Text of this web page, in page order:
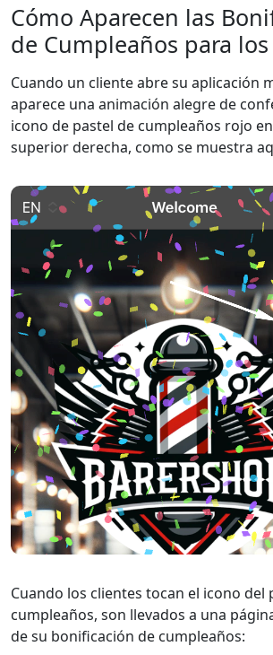
Cómo Aparecen las
de Cumpleaños para
Cuando un cliente abre su aplicación
aparece una animación alegre de
icono de pastel de cumpleaños rojo
superior derecha, como se muestra
Cuando los clientes tocan el icono del
cumpleaños, son llevados a una
de su bonificación de cumpleaños: